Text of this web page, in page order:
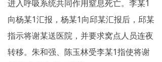
进入呼吸系统共同作用窒息死亡。李某1
向杨某1汇报，杨某1向邱某汇报后，邱某
指示将谢某送医院，并要求窝点人员连夜
转移。朱和强、陈玉林受李某1指使将谢